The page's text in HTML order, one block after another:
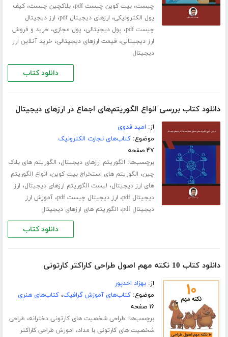
چیست،بیت کوین چیست pdf ،بلاکچین چیست،کیف
پول الکترونیکی، ارزهای دیجیتال pdf ، ارز دیجیتال
چیست pdf
، پول دیجیتالی، پول مجازی، خرید و فروش
ارز دیجیتالی، قیمت ارزهای دیجیتالی، خرید آنلاین ارز
دیجیتال
دانلود کتاب
دانلود کتاب بررسی انواع الگوریتم‌های اجماع در ارزهای دیجیتال
از: امید فدوی
موضوع:کتاب‌های تجارت الکترونیک
۴۷ صفحه
برچسب‌ها: الگوریتم ارزهای دیجیتال، الگوریتم های بلاک
چین، الگوریتم های استخراج بیت کوین، انواع الگوریتم
های ارز دیجیتال، لیست الگوریتم ارزهای دیجیتال، ارز
دیجیتال pdf
، ارز دیجیتال چیست pdf ،آموزش ارز
دیجیتال pdf
، الگوریتم های ارزهای دیجیتال
دانلود کتاب
دانلود کتاب 10 نکته مهم اصول طراحی کاراکتر کارتونی
از:بهزاد احدپور
موضوع:کتاب‌های آموزش گرافیک،کتاب‌های هنری
۱۶ صفحه
برچسب‌ها: طراحی شخصیت های کارتونی دخترانه، طراحی
شخصیت های کارتونی با مداد، اموزش طراحی کاراکتر